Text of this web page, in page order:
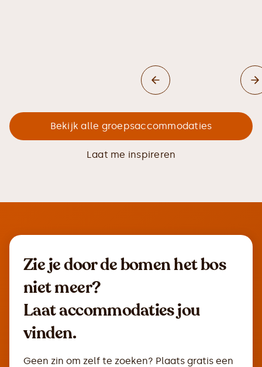
Bekijk alle groepsaccommodaties
Laat me inspireren
Zie je door de bomen het bos
niet meer?
Laat accommodaties jou
vinden.
Geen zin om zelf te zoeken? Plaats gratis een